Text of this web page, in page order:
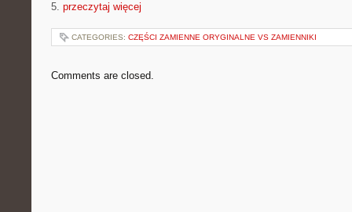
5. przeczytaj więcej
CATEGORIES: CZĘŚCI ZAMIENNE ORYGINALNE VS ZAMIENNIKI
Comments are closed.